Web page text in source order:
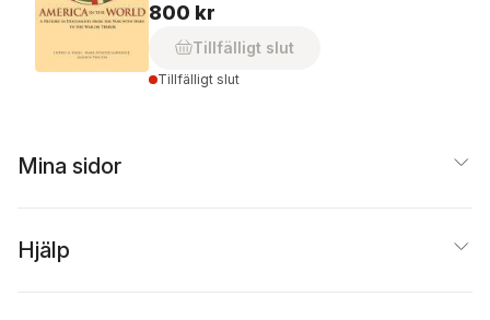
800 kr
Tillfälligt slut
Tillfälligt slut
Mina sidor
Hjälp